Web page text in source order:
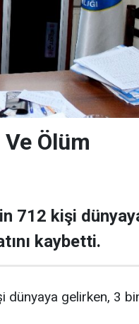
Ve Ölüm
712 kişi
kaybetti.
dünyaya gelirken, 3